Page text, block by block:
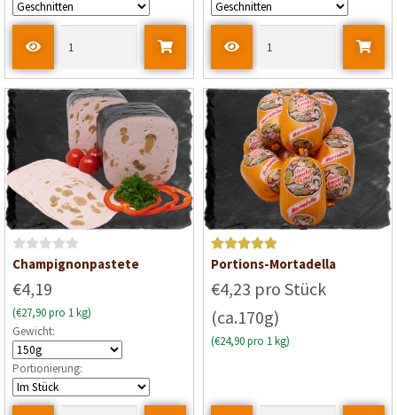
t
0
v
n
B
w
e
r
e
Champignonpastete
€4,19
(€27,90 pro 1 kg)
Gewicht:
Portionierung:
Bewertet mit
Portions-Mortadella
€4,23 pro Stück
(ca.170g)
(€24,90 pro 1 kg)